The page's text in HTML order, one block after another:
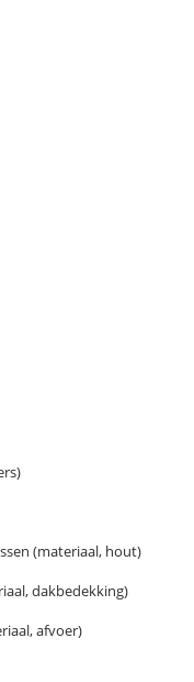
(materiaal, hout)
dakbedekking)
afvoer)